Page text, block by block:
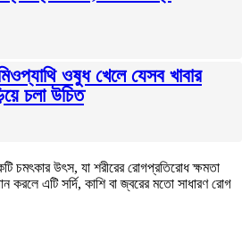
ওষুধ খেলে যেসব খাবার
চলা উচিত
চমৎকার উৎস, যা শরীরের রোগপ্রতিরোধ ক্ষমতা
করলে এটি সর্দি, কাশি বা জ্বরের মতো সাধারণ রোগ